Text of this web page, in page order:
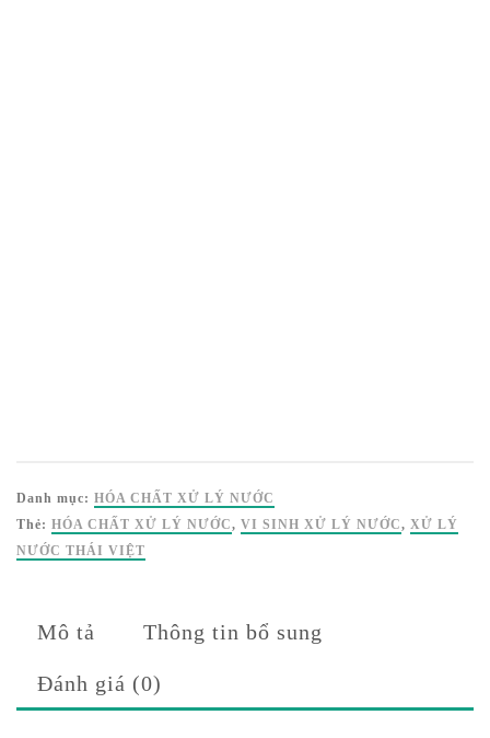
Danh mục: HÓA CHẤT XỬ LÝ NƯỚC
Thẻ: HÓA CHẤT XỬ LÝ NƯỚC, VI SINH XỬ LÝ NƯỚC, XỬ LÝ
NƯỚC THÁI VIỆT
Mô tả Thông tin bổ sung
Đánh giá (0)